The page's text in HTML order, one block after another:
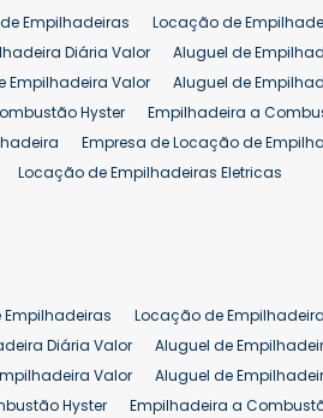
Empilhadeiras
Locação de
Diária Valor
Aluguel de
Empilhadeira Valor
Aluguel de
Hyster
Empilhadeira a
Empresa de Locação de
Locação de Empilhadeiras Eletricas
25 ton
Preço de
Locação de
Diária Valor
Aluguel de
Valor
Aluguel de
Hyster
Empilhadeira a